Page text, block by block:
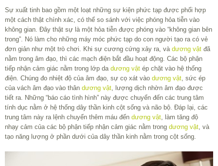
Sự xuất tinh bao gồm một loạt những sự kiện phức tạp được phối hợp
một cách thật chính xác, có thể so sánh với việc phóng hỏa tiễn vào
không gian. Đây thật sự là một hỏa tiễn được phóng vào “không gian bên
trong”. Nó làm cho những máy móc phức tạp do con người tạo ra có vẻ
đơn giản như một trò chơi. Khi sự cương cứng xảy ra, và dương vật đã
nằm trong âm đạo, thì các mạch điện bắt đầu hoạt động. Các bộ phận
tiếp nhận cảm giác nằm trong lớp da dương vật ép chặt vào hệ thống
điện. Chúng đo nhiệt độ của âm đạo, sự cọ xát vào dương vật, sức ép
của vách âm đạo vào thân dương vật, lượng dịch nhờn âm đạo được
tiết ra. Những “báo cáo tình hình” này được chuyển đến các trung tâm
tính dục nằm ở hệ thống dây thần kinh cột sống và não bộ. Đáp lại, các
trung tâm này ra lệnh chuyển thêm máu đến dương vật, làm tăng độ
nhạy cảm của các bộ phận tiếp nhận cảm giác nằm trong dương vật, và
tạo năng lượng ở phần dưới của dây thần kinh nằm trong cột sống.